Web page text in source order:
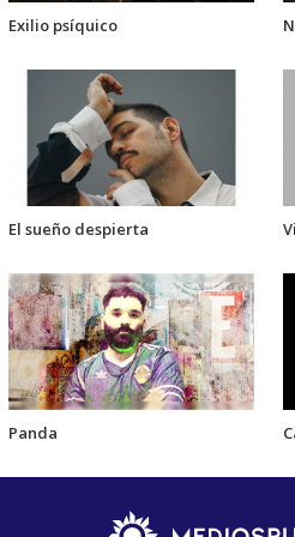
Exilio psíquico
El sueño despierta
Panda